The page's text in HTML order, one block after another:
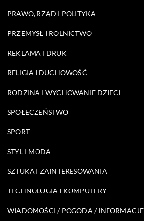
PRAWO, RZĄD I POLITYKA
PRZEMYSŁ I ROLNICTWO
REKLAMA I DRUK
RELIGIA I DUCHOWOŚĆ
RODZINA I WYCHOWANIE DZIECI
SPOŁECZEŃSTWO
SPORT
STYL I MODA
SZTUKA I ZAINTERESOWANIA
TECHNOLOGIA I KOMPUTERY
WIADOMOŚCI / POGODA / INFORMACJE